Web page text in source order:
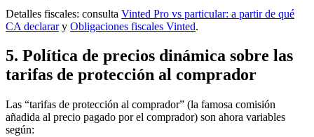
Detalles fiscales: consulta Vinted Pro vs particular: a partir de qué
CA declarary Obligaciones fiscales Vinted.
5. Política de precios dinámica sobre las
tarifas de protección al comprador
Las “tarifas de protección al comprador” (la famosa comisión
añadida al precio pagado por el comprador) son ahora variables
según: